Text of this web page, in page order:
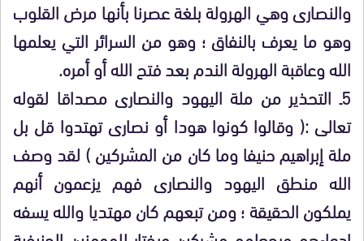
والنصارى وهي الهرولة بلغة عصرنا بأنها مرض القلوب
وهو ما يعرف بالنفاق ؛ وهو من السرائر التي يعلمها
الله وعاقبة الهرولة الندم بعد فتح الله أو أمره.
5ـ التحذير من ملة اليهود والنصارى مصداقا لقوله
تعالى :( وقالوا كونوا هودا أو نصارى تهتدوا قل بل
ملة إبراهيم حنيفا وما كان من المشركين ) لقد وصف
الله منطق اليهود والنصارى فهم يزعمون أنهم
يملكون الحقيقة ؛ ومن تبعهم كان مهتديا والله يسفه